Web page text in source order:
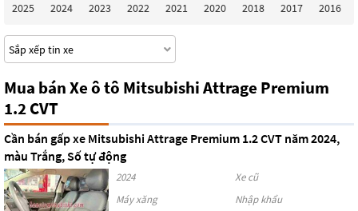
2025 2024 2023 2022 2021 2020 2018 2017 2016
Mua bán Xe ô tô Mitsubishi Attrage Premium
1.2 CVT
Cần bán gấp xe Mitsubishi Attrage Premium 1.2 CVT năm 2024,
màu Trắng, Số tự động
2024
Xe cũ
Máy xăng
Nhập khẩu